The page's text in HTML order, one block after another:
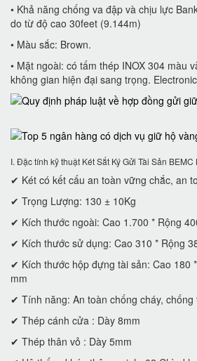
• Khả năng chống va đập và chịu lực
do từ độ cao 30feet (9.144m)
• Màu sắc: Brown.
• Mặt ngoài: có tấm thép INOX 304 màu
không gian hiện đại sang trọng.
I. Đặc tính kỹ thuật Két Sắt Ký Gửi Tài Sản BEMC
✔ Két có kết cấu an toàn vững chắc, an
✔ Trọng Lượng: 130 ± 10Kg
✔ Kích thước ngoài: Cao 1.700 * Rộng
✔ Kích thước sử dụng: Cao 310 * Rộng
✔ Kích thước hộp đựng tài sản: Cao 180
mm
✔ Tính năng: An toàn chống cháy, chống
✔ Thép cánh cửa : Dày 8mm
✔ Thép thân vỏ : Dày 5mm